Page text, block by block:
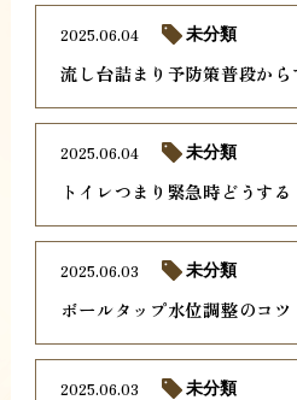
流し台詰まり予防策普段から
2025.06.04 未分類
トイレつまり緊急時どうする
2025.06.04 未分類
ボールタップ水位調整のコツ
2025.06.03 未分類
2025.06.03 未分類